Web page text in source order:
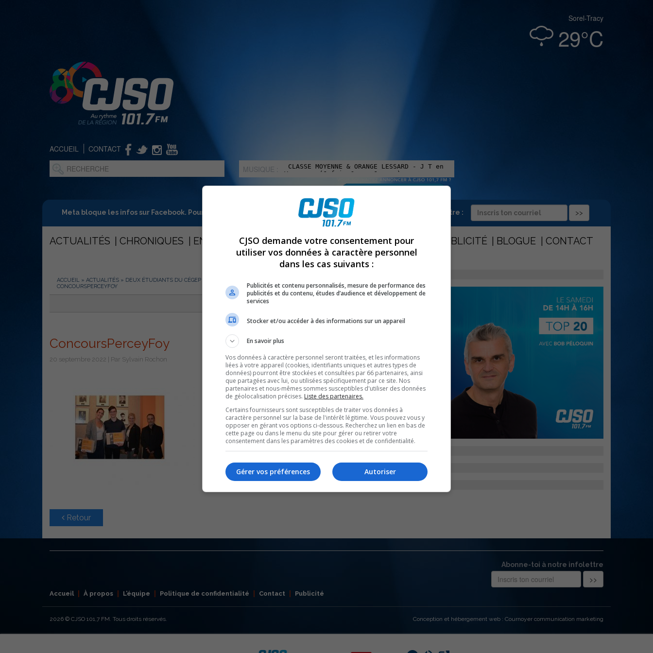
Sorel-Tracy
29°C
ACCUEIL CONTACT
MUSIQUE :
Meta bloque les infos sur Facebook. Pour ne rien manquer à Sorel-Tracy et la région, abonne-toi à notre infolettre :
ACTUALITÉS CHRONIQUES ENTREVUES OPINION ÉMISSIONS CONCOURS PUBLICITÉ BLOGUE CONTACT
ACCUEIL » ACTUALITÉS » DEUX ÉTUDIANTS DU CÉGEP DE SOREL-TRACY LAURÉATS DU CONCOURS PERCY-FOY
CONCOURSPERCEYFOY
ConcoursPerceyFoy
20 septembre 2022 | Par Sylvain Rochon
Retour
Abonne-toi à notre infolettre
Accueil À propos L’équipe Politique de confidentialité Contact Publicité
2026 © CJSO 101,7 FM. Tous droits réservés. Conception et hébergement web : Cournoyer communication marketing
CJSO demande votre consentement pour
utiliser vos données à caractère personnel
dans les cas suivants :
Publicités et contenu personnalisés, mesure de performance des
publicités et du contenu, études d’audience et développement de
services
Stocker et/ou accéder à des informations sur un appareil
En savoir plus
Vos données à caractère personnel seront traitées, et les informations
liées à votre appareil (cookies, identifiants uniques et autres types de
données) pourront être stockées et consultées par 66 partenaires, ainsi
que partagées avec lui, ou utilisées spécifiquement par ce site. Nos
partenaires et nous-mêmes sommes susceptibles d'utiliser des données
de géolocalisation précises. Liste des partenaires.
Certains fournisseurs sont susceptibles de traiter vos données à
caractère personnel sur la base de l'intérêt légitime. Vous pouvez vous y
opposer en gérant vos options ci-dessous. Recherchez un lien en bas de
cette page ou dans le menu du site pour gérer ou retirer votre
consentement dans les paramètres des cookies et de confidentialité.
Autoriser
Gérer vos préférences